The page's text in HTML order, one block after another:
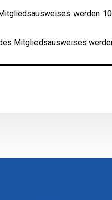
werden
Mitgliedsausweises